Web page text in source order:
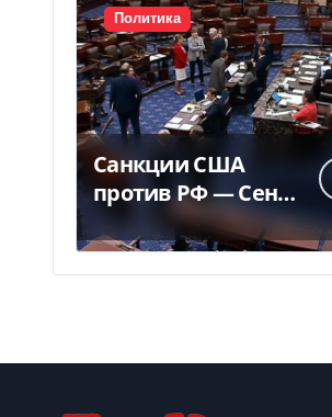
Политика
Санкции США
против РФ — Сенат
одобрил закон
Грема — Фокус